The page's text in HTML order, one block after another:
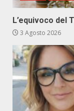
L’equivoco del
3 Agosto 2026